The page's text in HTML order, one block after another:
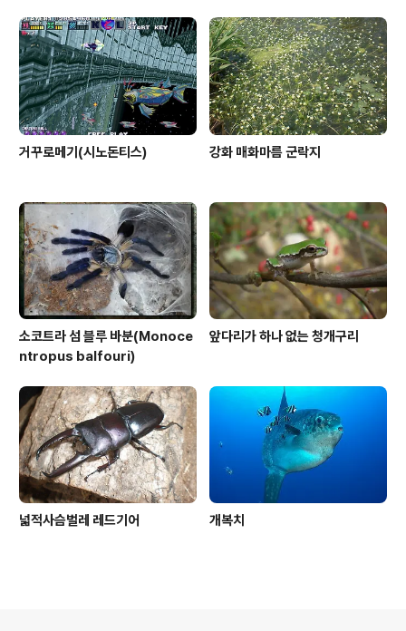
거꾸로메기(시노돈티스) 강화 매화마름 군락지
소코트라 섬 블루 바분(Monoce
ntropus balfouri)
앞다리가 하나 없는 청개구리
넓적사슴벌레 레드기어 개복치